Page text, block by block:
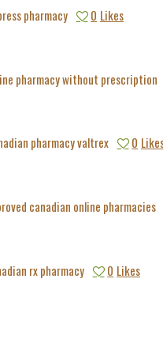
pharmacy 0 Likes
pharmacy without prescription
pharmacy valtrex 0
canadian online pharmacies
rx pharmacy 0 Likes